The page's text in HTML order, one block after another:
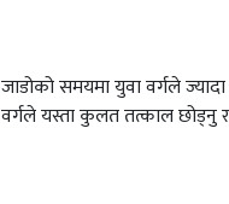
जाडोको समयमा युवा वर्गले
वर्गले यस्ता कुलत तत्काल छोड्नु